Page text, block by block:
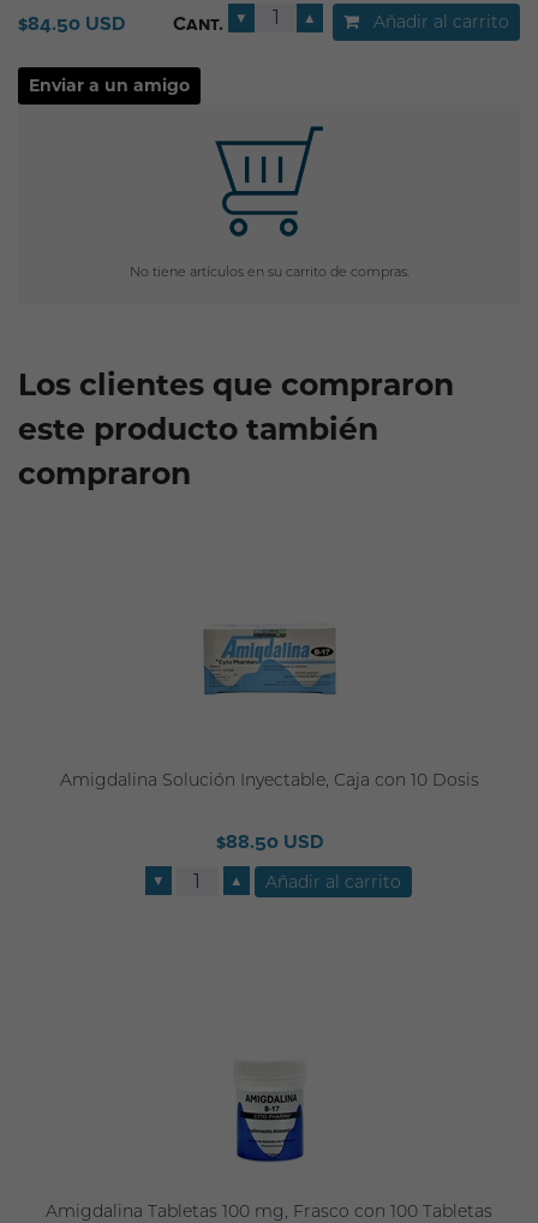
$84.50 USD Cant. ▼ ▲ Añadir al carrito
No tiene artículos en su carrito de compras.
Los clientes que compraron
este producto también
compraron
Amigdalina Solución Inyectable, Caja con 10 Dosis
$88.50 USD
▼ ▲
Amigdalina Tabletas 100 mg, Frasco con 100 Tabletas